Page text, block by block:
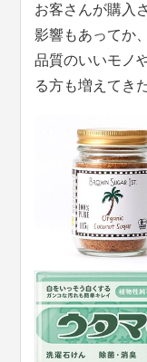
お客さんが購入
影響もあってか
品質のいいモノ
る方も増えてき